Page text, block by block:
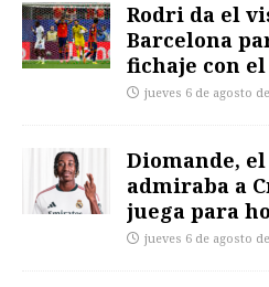
Rodri da el
Barcelona
fichaje con
jueves 6 de agosto
Diomande,
admiraba a
juega para
jueves 6 de agosto